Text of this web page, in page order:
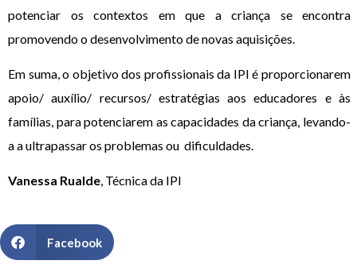
potenciar os contextos em que a criança se encontra
promovendo o desenvolvimento de novas aquisições.
Em suma, o objetivo dos profissionais da IPI é proporcionarem
apoio/ auxílio/ recursos/ estratégias aos educadores e às
famílias, para potenciarem as capacidades da criança, levando-
a a ultrapassar os problemas ou dificuldades.
Vanessa Rualde, Técnica da IPI
Facebook